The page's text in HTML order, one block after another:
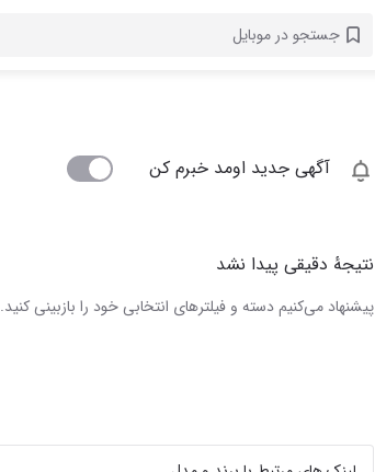
آگهی جدید اومد خبرم کن
نتیجهٔ دقیقی پیدا نشد
پیشنهاد می‌کنیم دسته و فیلترهای انتخابی خود را بازبینی کنید.